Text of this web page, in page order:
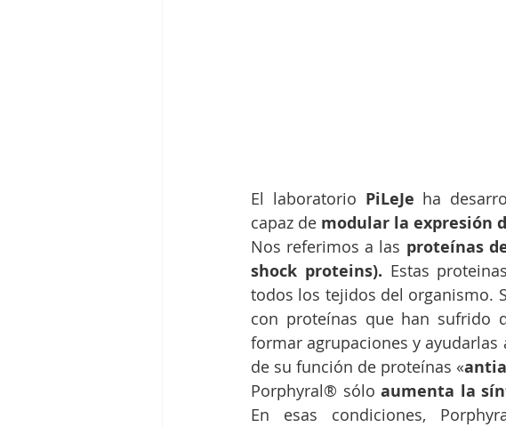
El laboratorio PiLeJe ha
capaz de modular la expresión
Nos referimos a las proteínas
shock proteins). Estas
todos los tejidos del organismo.
con proteínas que han sufrido
formar agrupaciones y ayudarlas
de su función de proteínas «
Porphyral® sólo aumenta la
En esas condiciones,